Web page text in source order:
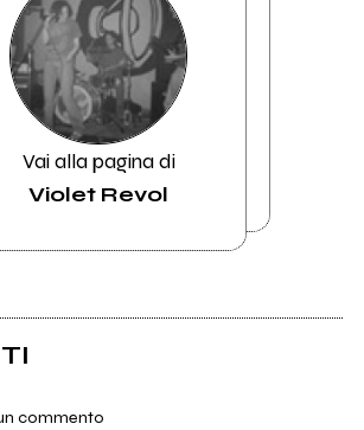
Vai alla pagina di
Violet Revol
commento